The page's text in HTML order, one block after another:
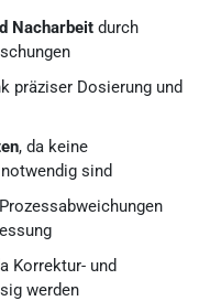
Nacharbeit durch
präziser Dosierung und
, da keine
sind
Korrektur- und
werden